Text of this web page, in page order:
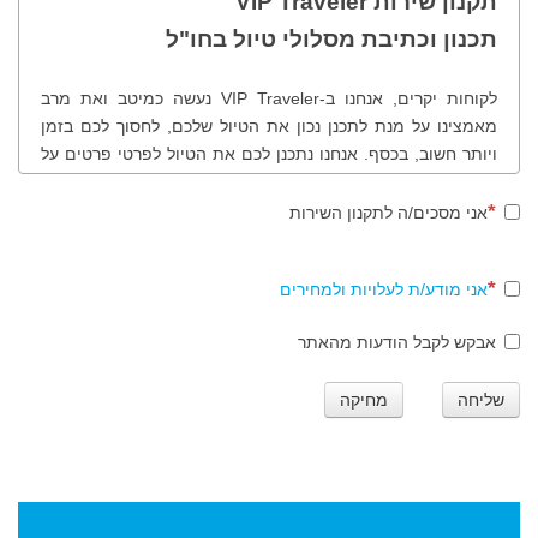
תכנון וכתיבת מסלולי טיול בחו"ל
לקוחות יקרים, אנחנו ב-VIP Traveler נעשה כמיטב ואת מרב
מאמצינו על מנת לתכנן נכון את הטיול שלכם, לחסוך לכם בזמן
ויותר חשוב, בכסף. אנחנו נתכנן לכם את הטיול לפרטי פרטים על
פי בקשותיכם, רצונותיכם, תחומי העניין שלכם, נציע לכם לבקר
במקומות שונים ולמעשה נכוון אתכם נכון בטיול שלכם. לנוחותכם
שלב ראשון
סגירת הזמנת המסלול - חתימה הדדית על הזמנת עבודה. ביצוע
אני מסכים/ה לתקנון השירות
אני מודע/ת לעלויות ולמחירים
אבקש לקבל הודעות מהאתר
שליחה מחיקה